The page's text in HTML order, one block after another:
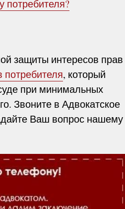
потребителя?
защиты интересов прав
потребителя, который
при минимальных
Звоните в Адвокатское
Ваш вопрос нашему